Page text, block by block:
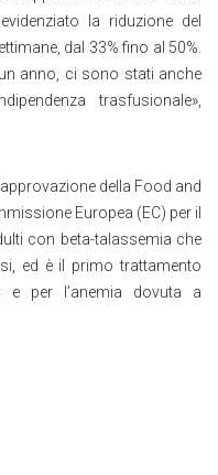
la riduzione del
dal 33% fino al 50%.
anno, ci sono stati anche
trasfusionale»,
della Food and
Europea (EC) per il
con beta-talassemia che
ed è il primo trattamento
e per l’anemia dovuta a